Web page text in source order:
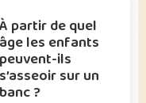
À partir de quel
âge les enfants
peuvent-ils
s’asseoir sur un
banc ?